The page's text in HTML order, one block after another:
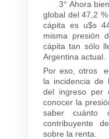
3° Ahora bien,
global del 47,2
cápita es u$s
misma presión
cápita tan sólo
Argentina actual.
Por eso, otros
la incidencia de
del ingreso per
conocer la
saber cuánto
contribuyente
sobre la renta.